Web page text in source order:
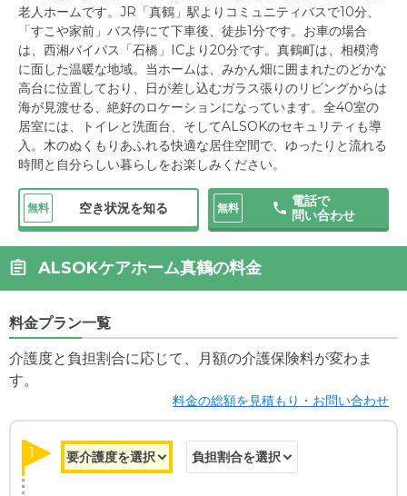
老人ホームです。JR「真鶴」駅よりコミュニティバスで10分、
「すこや家前」バス停にて下車後、徒歩1分です。お車の場合
は、西湘バイパス「石橋」ICより20分です。真鶴町は、相模湾
に面した温暖な地域。当ホームは、みかん畑に囲まれたのどかな
高台に位置しており、日が差し込むガラス張りのリビングからは
海が見渡せる、絶好のロケーションになっています。全40室の
居室には、トイレと洗面台、そしてALSOKのセキュリティも導
入。木のぬくもりあふれる快適な居住空間で、ゆったりと流れる
時間と自分らしい暮らしをお楽しみください。
無料 空き状況を知る 無料
電話で
問い合わせ
ALSOKケアホーム真鶴の料金
料金プラン一覧
介護度と負担割合に応じて、月額の介護保険料が変わま
す。
料金の総額を見積もり・お問い合わせ
1